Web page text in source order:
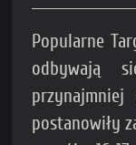
Popularne
odbywają
postanowiły